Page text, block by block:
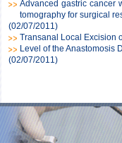
Advanced gastric cancer
tomography for surgical
(02/07/2011)
Transanal Local Excision
Level of the Anastomosis
(02/07/2011)